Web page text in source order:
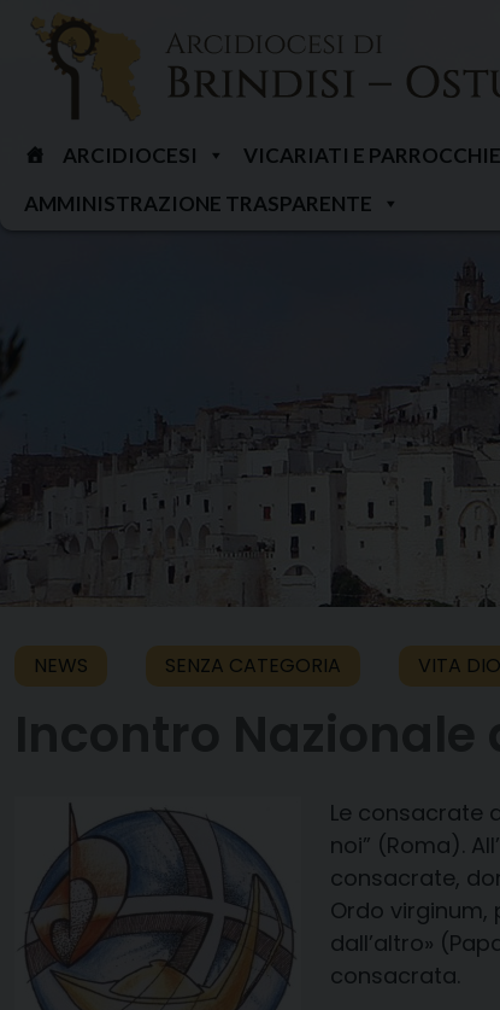
Skip
content
ARCIDIOCESI VICARIATI E PARROCCHIE
AMMINISTRAZIONE TRASPARENTE
NEWS SENZA CATEGORIA VITA
Le consacrate
noi” (Roma).
consacrate,
Ordo virginum,
dall’altro»
consacrata.